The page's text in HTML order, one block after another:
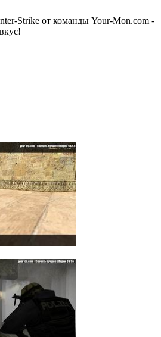
Strike от команды Your-Mon.com -